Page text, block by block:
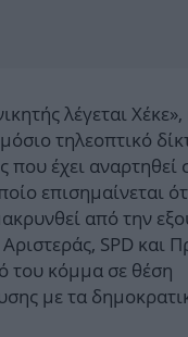
λέγεται Χέκε»,
τηλεοπτικό
έχει αναρτηθεί
επισημαίνεται
από την
SPD και
του κόμμα σε θέση
με τα